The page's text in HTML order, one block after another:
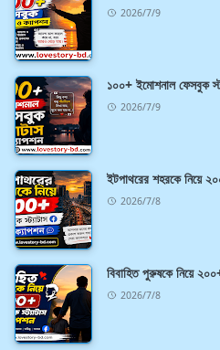
2026/7/9
১০০+ ইমোশনাল ফেসবুক
2026/7/9
ইটপাথরের শহরকে নিয়ে
2026/7/8
বিবাহিত পুরুষকে নিয়ে
2026/7/8